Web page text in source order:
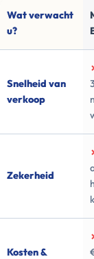
Wat verwacht
u?
Snelheid van
verkoop
Zekerheid
Kosten &